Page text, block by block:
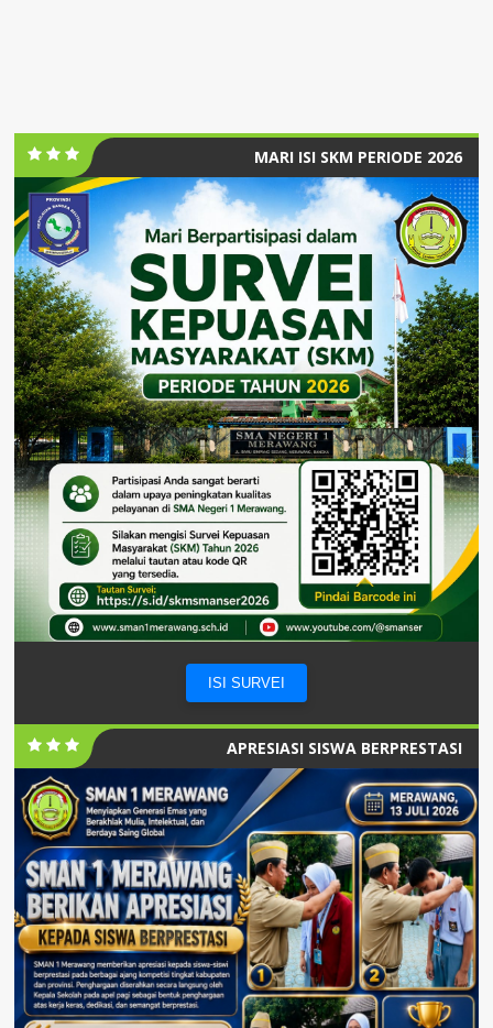
MARI ISI SKM PERIODE 2026
ISI SURVEI
APRESIASI SISWA BERPRESTASI